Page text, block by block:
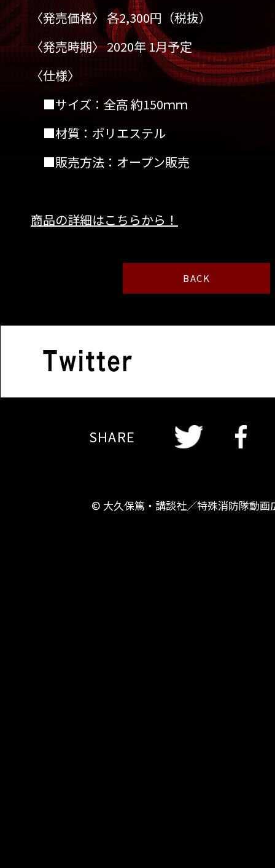
〈発売価格〉 各2,300円（税抜）
〈発売時期〉 2020年 1月予定
〈仕様〉
■サイズ：全高 約150ｍｍ
■材質：ポリエステル
■販売方法：オープン販売
商品の詳細はこちらから！
BACK
SHARE Twitter
© 大久保篤・講談社／特殊消防隊動画